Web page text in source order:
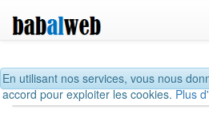
En utilisant nos services, vous nous
accord pour exploiter les cookies.Plus